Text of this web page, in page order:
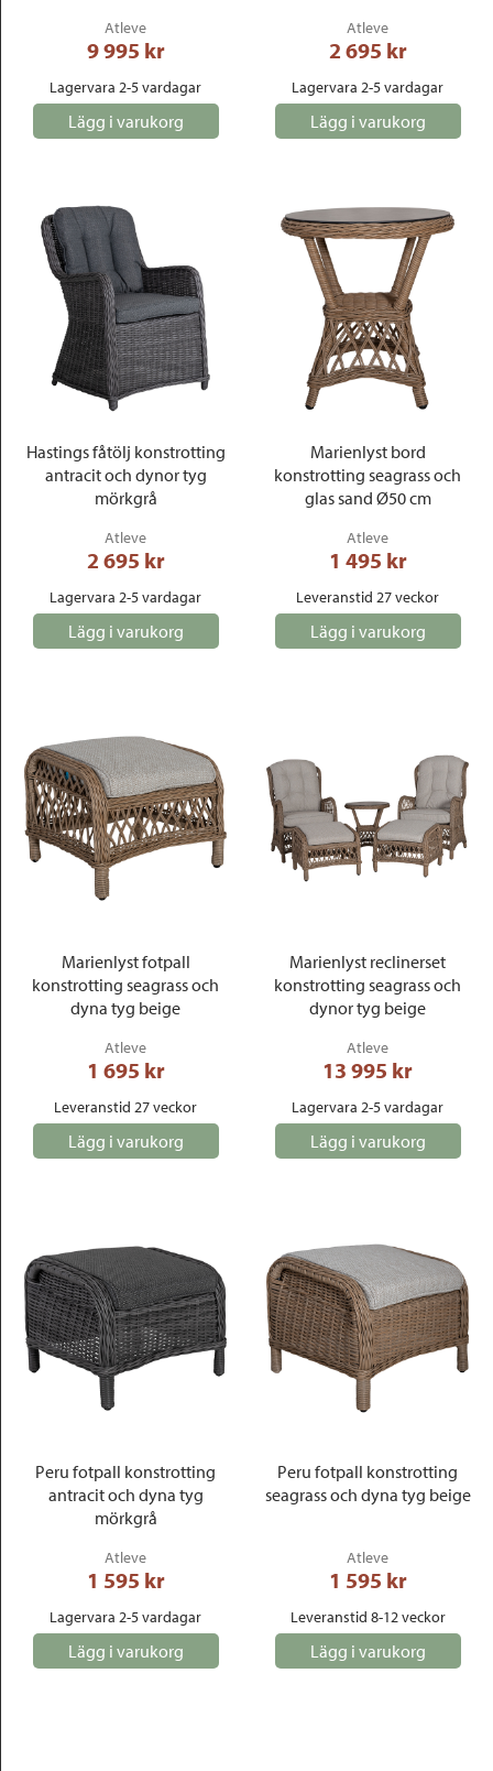
Atleve
9 995 kr
Lagervara 2-5 vardagar
Lägg i varukorg
Atleve
2 695 kr
Lagervara 2-5 vardagar
Lägg i varukorg
Hastings fåtölj konstrotting
antracit och dynor tyg
mörkgrå
Atleve
2 695 kr
Lagervara 2-5 vardagar
Lägg i varukorg
Marienlyst bord
konstrotting seagrass och
glas sand Ø50 cm
Atleve
1 495 kr
Leveranstid 27 veckor
Lägg i varukorg
Marienlyst fotpall
konstrotting seagrass och
dyna tyg beige
Atleve
1 695 kr
Leveranstid 27 veckor
Lägg i varukorg
Marienlyst reclinerset
konstrotting seagrass och
dynor tyg beige
Atleve
13 995 kr
Lagervara 2-5 vardagar
Lägg i varukorg
Peru fotpall konstrotting
antracit och dyna tyg
mörkgrå
Atleve
1 595 kr
Lagervara 2-5 vardagar
Lägg i varukorg
Peru fotpall konstrotting
seagrass och dyna tyg beige
Atleve
1 595 kr
Leveranstid 8-12 veckor
Lägg i varukorg